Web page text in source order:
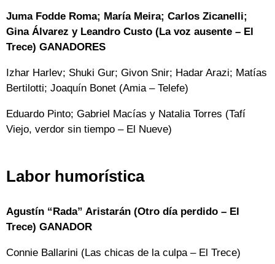
Juma Fodde Roma; María Meira; Carlos Zicanelli;
Gina Álvarez y Leandro Custo (La voz ausente – El
Trece) GANADORES
Izhar Harlev; Shuki Gur; Givon Snir; Hadar Arazi; Matías
Bertilotti; Joaquín Bonet (Amia – Telefe)
Eduardo Pinto; Gabriel Macías y Natalia Torres (Tafí
Viejo, verdor sin tiempo – El Nueve)
Labor humorística
Agustín “Rada” Aristarán (Otro día perdido – El
Trece) GANADOR
Connie Ballarini (Las chicas de la culpa – El Trece)